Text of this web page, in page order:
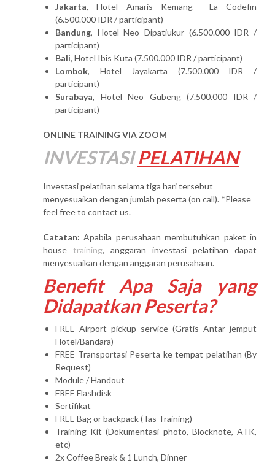
Jakarta, Hotel Amaris Kemang La Codefin
(6.500.000 IDR / participant)
Bandung, Hotel Neo Dipatiukur (6.500.000 IDR /
participant)
Bali, Hotel Ibis Kuta (7.500.000 IDR / participant)
Lombok, Hotel Jayakarta (7.500.000 IDR /
participant)
Surabaya, Hotel Neo Gubeng (7.500.000 IDR /
participant)
ONLINE TRAINING VIA ZOOM
INVESTASI PELATIHAN
Investasi pelatihan selama tiga hari tersebut
menyesuaikan dengan jumlah peserta (on call). *Please
feel free to contact us.
Catatan: Apabila perusahaan membutuhkan paket in
house training, anggaran investasi pelatihan dapat
menyesuaikan dengan anggaran perusahaan.
Benefit Apa Saja yang
Didapatkan Peserta?
FREE Airport pickup service (Gratis Antar jemput
Hotel/Bandara)
FREE Transportasi Peserta ke tempat pelatihan (By
Request)
Module / Handout
FREE Flashdisk
Sertifikat
FREE Bag or backpack (Tas Training)
Training Kit (Dokumentasi photo, Blocknote, ATK,
etc)
2x Coffee Break & 1 Lunch, Dinner